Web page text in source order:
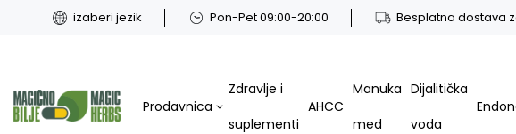
izaberi jezik Pon-Pet 09:00-20:00 Besplatna dostava
Prodavnica
Zdravlje i
suplementi
AHCC
Manuka
med
Dijalitička
voda